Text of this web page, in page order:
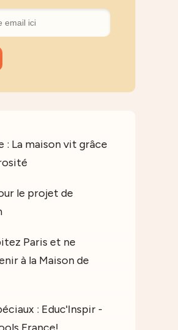
: La maison vit grâce
le projet de
Paris et ne
à la Maison de
: Educ'Inspir -